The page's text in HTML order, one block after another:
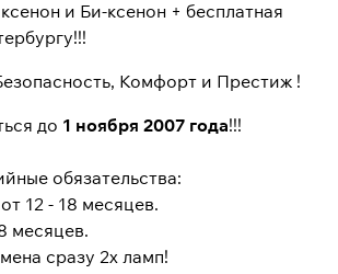
и Би-ксенон + бесплатная
Комфорт и Престиж !
до 1 ноября 2007 года!!!
обязательства:
12 - 18 месяцев.
месяцев.
сразу 2х ламп!